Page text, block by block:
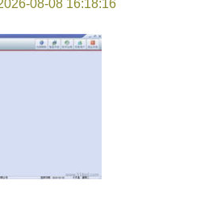
08-08 16:18:16